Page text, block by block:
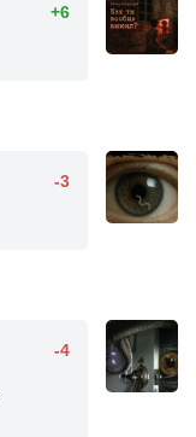
+6
-3
-4